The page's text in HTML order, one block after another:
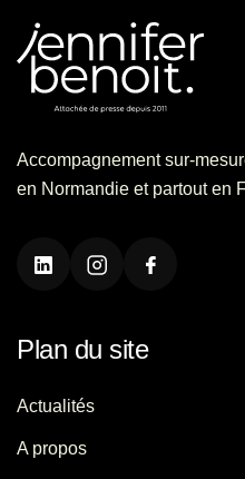
Accompagnement sur-
en Normandie et partout en
Plan du site
Actualités
A propos